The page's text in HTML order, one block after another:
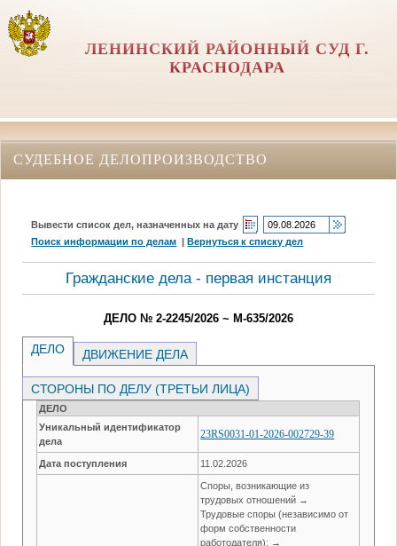
ЛЕНИНСКИЙ РАЙОННЫЙ СУД Г.
КРАСНОДАРА
СУДЕБНОЕ ДЕЛОПРОИЗВОДСТВО
Вывести список дел, назначенных на дату
Поиск информации по делам |Вернуться к списку дел
Гражданские дела - первая инстанция
ДЕЛО № 2-2245/2026 ~ М-635/2026
ДЕЛО ДВИЖЕНИЕ ДЕЛА
СТОРОНЫ ПО ДЕЛУ (ТРЕТЬИ ЛИЦА)
ДЕЛО
Уникальный идентификатор
дела
23RS0031-01-2026-002729-39
Дата поступления 11.02.2026
Споры, возникающие из
трудовых отношений →
Трудовые споры (независимо от
форм собственности
работодателя): →